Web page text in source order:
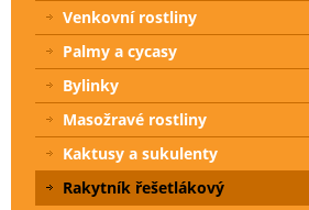
Venkovní rostliny
Palmy a cycasy
Bylinky
Masožravé rostliny
Kaktusy a sukulenty
Rakytník řešetlákový